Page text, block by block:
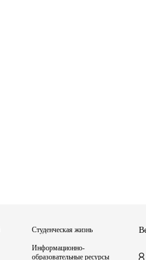
Студенческая жизнь
Информационно-
образовательные ресурсы